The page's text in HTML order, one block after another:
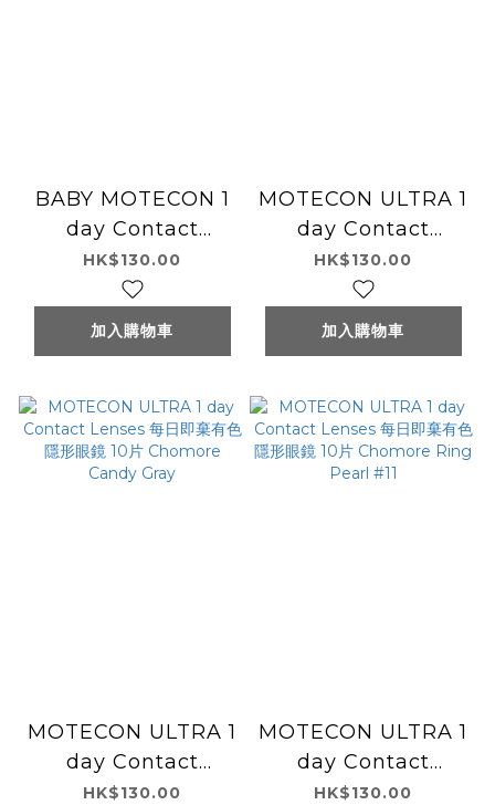
BABY MOTECON 1
day Contact
Lenses 每日即棄有色
隱形眼鏡 10片 Baby
Devil Gal
HK$130.00
加入購物車
MOTECON ULTRA 1
day Contact
Lenses 每日即棄有色
隱形眼鏡 10片
Chomore Sugar
HK$130.00
加入購物車
MOTECON ULTRA 1
day Contact
Lenses 每日即棄有色
HK$130.00
MOTECON ULTRA 1
day Contact
Lenses 每日即棄有色
HK$130.00